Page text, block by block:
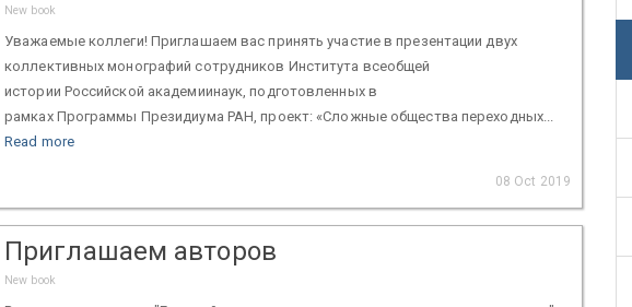
New book
Уважаемые коллеги! Приглашаем вас принять участие в презентации двух
коллективных монографий сотрудников Института всеобщей
истории Российской академиинаук, подготовленных в
рамках Программы Президиума РАН, проект: «Сложные общества переходных...
Read more
08 Oct 2019
Приглашаем авторов
New book